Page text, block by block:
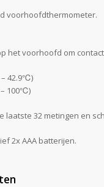
voorhoofdthermometer.
het voorhoofd om
– 42.9℃)
– 100℃)
laatste 32 metingen en
2x AAA batterijen.